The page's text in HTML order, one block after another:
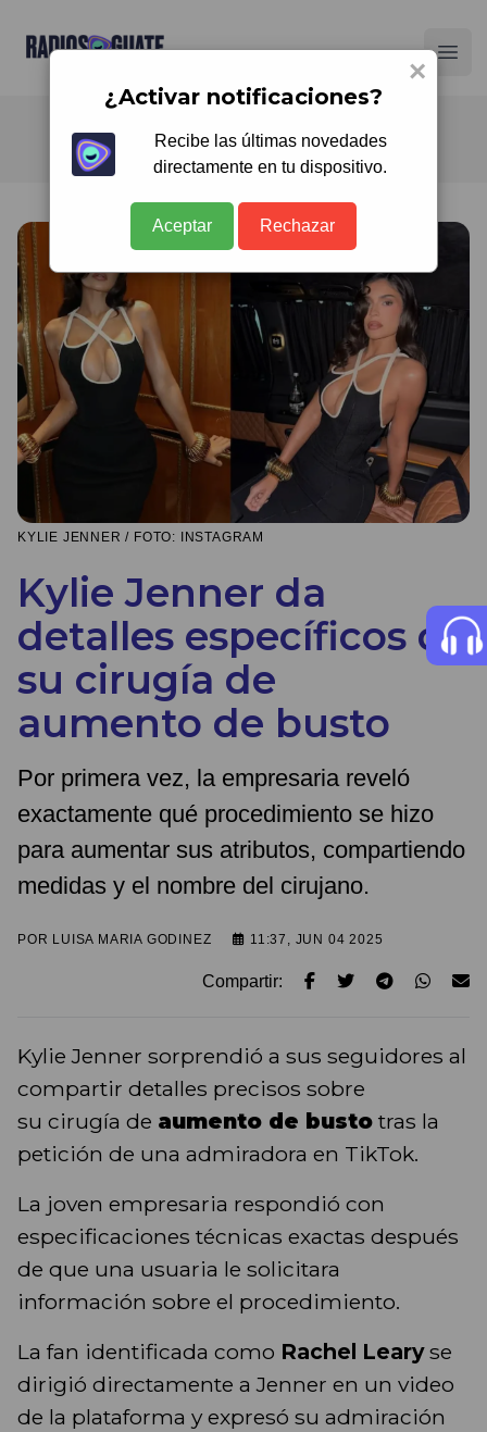
Radios Guate
KYLIE JENNER / FOTO: INSTAGRAM
Kylie Jenner da
detalles específicos de
su cirugía de
aumento de busto
Por primera vez, la empresaria reveló
exactamente qué procedimiento se hizo
para aumentar sus atributos, compartiendo
medidas y el nombre del cirujano.
POR LUISA MARIA GODINEZ 11:37, JUN 04 2025
Compartir:
Kylie Jenner sorprendió a sus seguidores al
compartir detalles precisos sobre
su cirugía de aumento de busto tras la
petición de una admiradora en TikTok.
La joven empresaria respondió con
especificaciones técnicas exactas después
de que una usuaria le solicitara
información sobre el procedimiento.
La fan identificada como Rachel Learyse
dirigió directamente a Jenner en un video
de la plataforma y expresó su admiración
×
¿Activar notificaciones?
Recibe las últimas novedades
directamente en tu dispositivo.
Aceptar Rechazar